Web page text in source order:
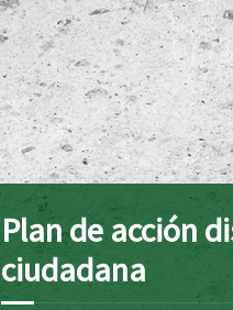
Plan de acción
ciudadana